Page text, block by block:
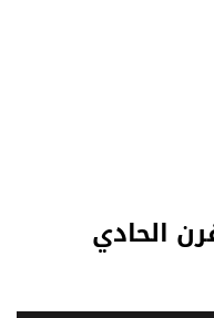
الحادي